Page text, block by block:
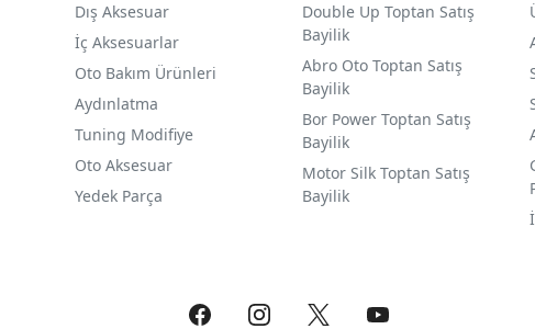
Dış Aksesuar
İç Aksesuarlar
Oto Bakım Ürünleri
Aydınlatma
Tuning Modifiye
Oto Aksesuar
Yedek Parça
Double Up Toptan Satış
Bayilik
Abro Oto Toptan Satış
Bayilik
Bor Power Toptan Satış
Bayilik
Motor Silk Toptan Satış
Bayilik